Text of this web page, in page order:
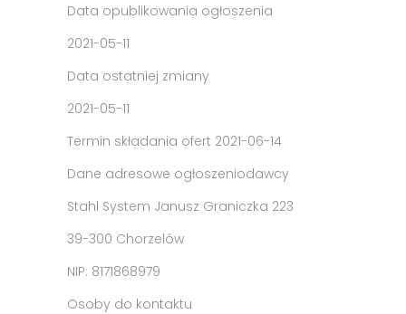
Data opublikowania ogłoszenia
2021-05-11
Data ostatniej zmiany
2021-05-11
Termin składania ofert 2021-06-14
Dane adresowe ogłoszeniodawcy
Stahl System Janusz Graniczka 223
39-300 Chorzelów
NIP: 8171868979
Osoby do kontaktu